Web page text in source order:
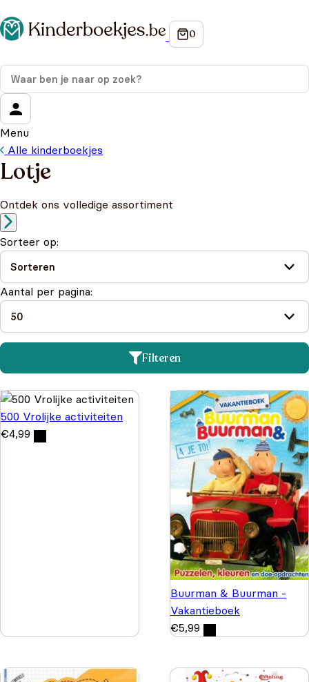
Menu
Alle kinderboekjes
Lotje
Ontdek ons volledige assortiment
Sorteer op:
Aantal per pagina:
Filteren
500 Vrolijke activiteiten
€4,99
Buurman & Buurman -
Vakantieboek
€5,99